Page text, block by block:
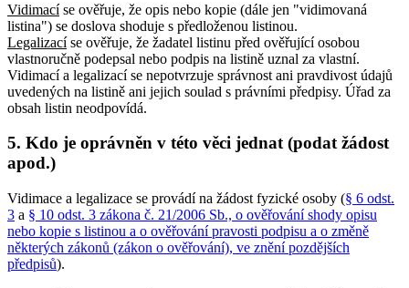
Vidimacíse ověřuje, že opis nebo kopie (dále jen "vidimovaná
listina") se doslova shoduje s předloženou listinou.
Legalizacíse ověřuje, že žadatel listinu před ověřující osobou
vlastnoručně podepsal nebo podpis na listině uznal za vlastní.
Vidimací a legalizací se nepotvrzuje správnost ani pravdivost údajů
uvedených na listině ani jejich soulad s právními předpisy. Úřad za
obsah listin neodpovídá.
5. Kdo je oprávněn v této věci jednat (podat žádost
apod.)
Vidimace a legalizace se provádí na žádost fyzické osoby (§ 6 odst.
3 a § 10 odst. 3 zákona č. 21/2006 Sb., o ověřování shody opisu
nebo kopie s listinou a o ověřování pravosti podpisu a o změně
některých zákonů (zákon o ověřování), ve znění pozdějších
předpisů).